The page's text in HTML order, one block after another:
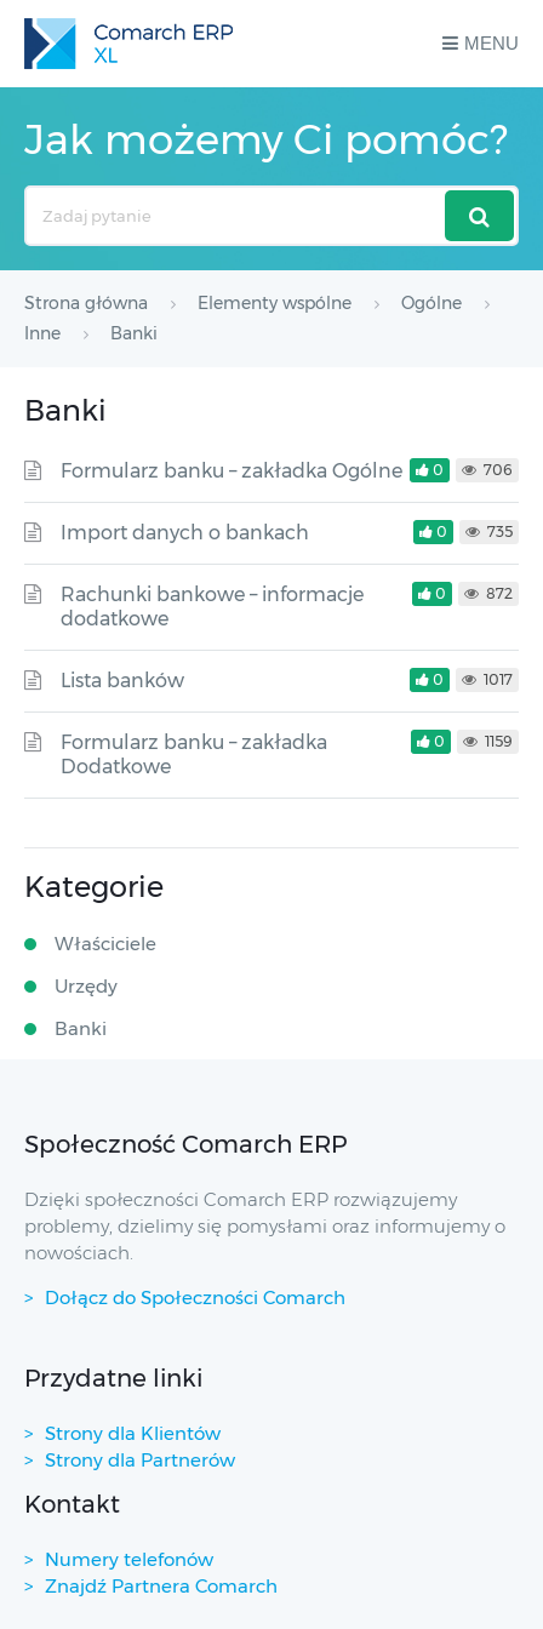
MENU
Jak możemy Ci pomóc?
Strona główna Elementy wspólne
Ogólne
Inne
Banki
Banki
Formularz banku – zakładka Ogólne 0 706
Import danych o bankach 0 735
Rachunki bankowe – informacje
dodatkowe
0 872
Lista banków 0 1017
Formularz banku – zakładka
Dodatkowe
0 1159
Kategorie
Właściciele
Urzędy
Banki
Społeczność Comarch ERP
Dzięki społeczności Comarch ERP rozwiązujemy
problemy, dzielimy się pomysłami oraz informujemy o
nowościach.
Dołącz do Społeczności Comarch
Przydatne linki
Strony dla Klientów
Strony dla Partnerów
Kontakt
Numery telefonów
Znajdź Partnera Comarch